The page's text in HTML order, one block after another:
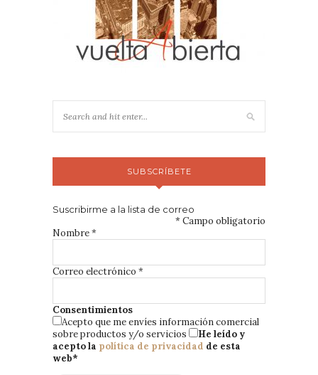
SUBSCRÍBETE
Suscribirme a la lista de correo
* Campo obligatorio
Nombre*
Correo electrónico *
Consentimientos
Acepto que me envíes información comercial
sobre productos y/o servicios
He leído y
acepto la política de privacidad de esta
web*